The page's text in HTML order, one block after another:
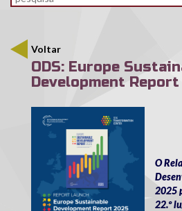
Voltar
ODS: Europe
Development Report
sdg.jpg
O
2025
22.º